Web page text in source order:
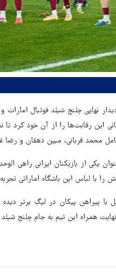
نهایی چلنج شیلد فوتبال امارات
محمد قربانی، مبین دهقان و رضا
را با لباس این باشگاه اماراتی
دو فصل قبل با پیراهن پیکان در لیگ
همراه این تیم به جام چلنج
بازگشتند